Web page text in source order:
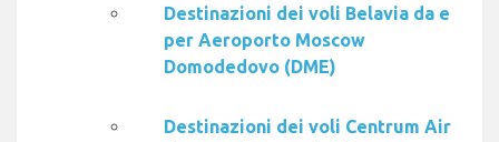
Destinazioni dei voli Belavia da e
per Aeroporto Moscow
Domodedovo (DME)
Destinazioni dei voli Centrum Air